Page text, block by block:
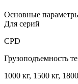
Основные
Для серий
CPD
Грузоподъемность
1000 кг, 1500 кг,